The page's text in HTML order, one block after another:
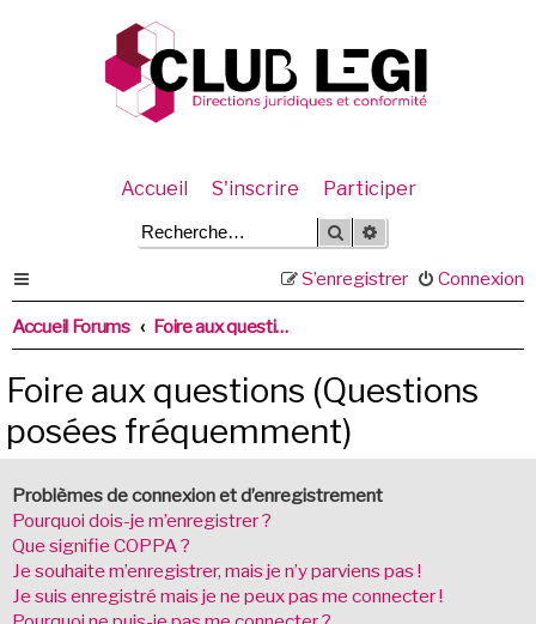
Accueil S'inscrire Participer
Rechercher
Connexion
S’enregistrer
Accueil Forums Foire aux questions (Questions posées fréquemment)
Foire aux questions (Questions
posées fréquemment)
Problèmes de connexion et d’enregistrement
Pourquoi dois-je m’enregistrer ?
Que signifie COPPA ?
Je souhaite m’enregistrer, mais je n’y parviens pas !
Je suis enregistré mais je ne peux pas me connecter !